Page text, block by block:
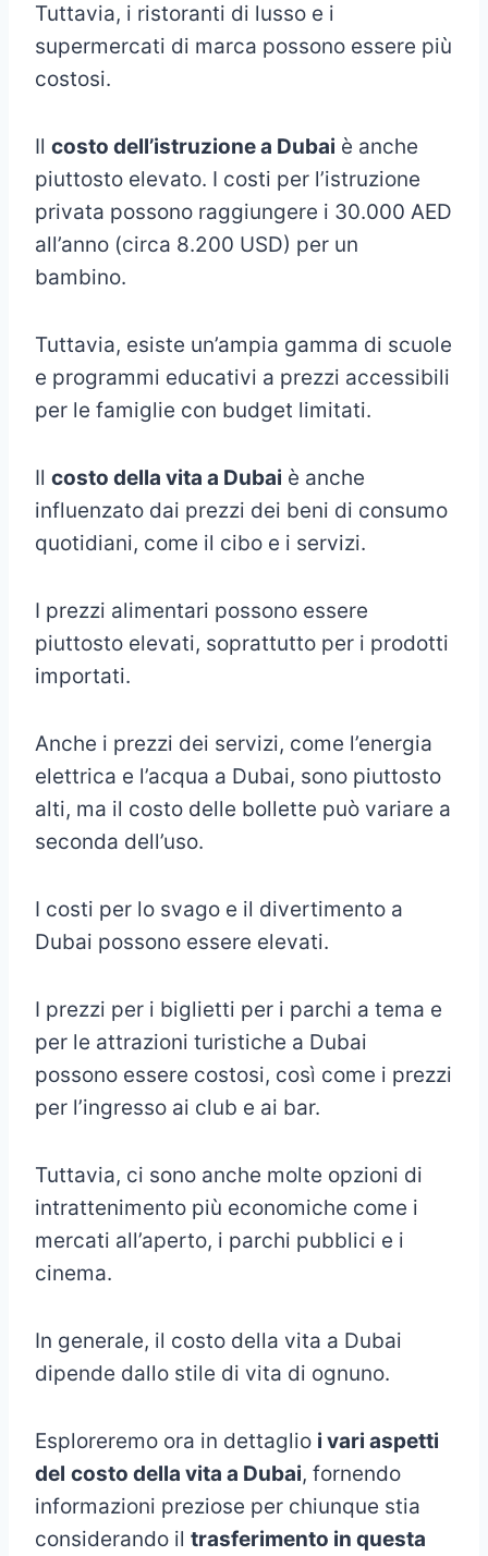
Tuttavia, i ristoranti di lusso e i
supermercati di marca possono essere più
costosi.
Il costo dell’istruzione a Dubai è anche
piuttosto elevato. I costi per l’istruzione
privata possono raggiungere i 30.000 AED
all’anno (circa 8.200 USD) per un
bambino.
Tuttavia, esiste un’ampia gamma di scuole
e programmi educativi a prezzi accessibili
per le famiglie con budget limitati.
Il costo della vita a Dubai è anche
influenzato dai prezzi dei beni di consumo
quotidiani, come il cibo e i servizi.
I prezzi alimentari possono essere
piuttosto elevati, soprattutto per i prodotti
importati.
Anche i prezzi dei servizi, come l’energia
elettrica e l’acqua a Dubai, sono piuttosto
alti, ma il costo delle bollette può variare a
seconda dell’uso.
I costi per lo svago e il divertimento a
Dubai possono essere elevati.
I prezzi per i biglietti per i parchi a tema e
per le attrazioni turistiche a Dubai
possono essere costosi, così come i prezzi
per l’ingresso ai club e ai bar.
Tuttavia, ci sono anche molte opzioni di
intrattenimento più economiche come i
mercati all’aperto, i parchi pubblici e i
cinema.
In generale, il costo della vita a Dubai
dipende dallo stile di vita di ognuno.
Esploreremo ora in dettaglio i vari aspetti
del costo della vita a Dubai, fornendo
informazioni preziose per chiunque stia
considerando il trasferimento in questa